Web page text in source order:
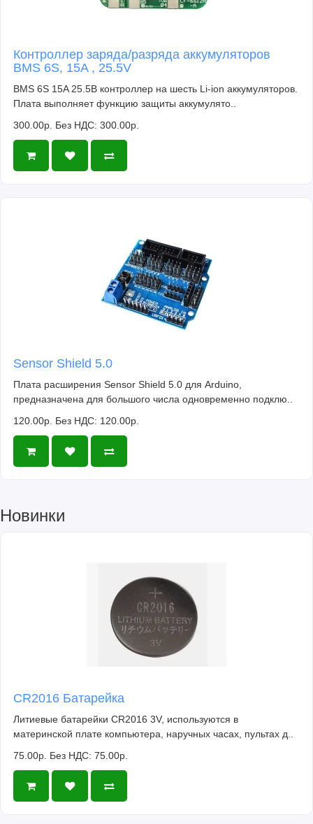
Контроллер заряда/разряда аккумуляторов
BMS 6S, 15A , 25.5V
BMS 6S 15A 25.5В контроллер на шесть Li-ion аккумуляторов.
Плата выполняет функцию защиты аккумулято..
300.00р. Без НДС: 300.00р.
Sensor Shield 5.0
Плата расширения Sensor Shield 5.0 для Arduino,
предназначена для большого числа одновременно подклю..
120.00р. Без НДС: 120.00р.
Новинки
CR2016 Батарейка
Литиевые батарейки CR2016 3V, используются в
материнской плате компьютера, наручных часах, пультах д..
75.00р. Без НДС: 75.00р.